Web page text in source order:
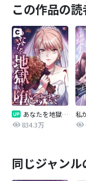
この作品の
あなたを地獄に堕とすまで
834.3万
同じジャン